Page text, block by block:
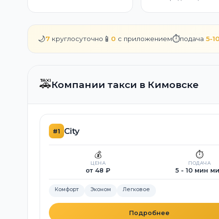
🌙7 круглосуточно 📱 0 с приложением⏱️подача 5-
🚕Компании такси в Кимовске
#1 City
💰
ЦЕНА
от 48 ₽
⏱️
ПОДАЧА
5 - 10 мин
Комфорт Эконом Легковое
Подробнее